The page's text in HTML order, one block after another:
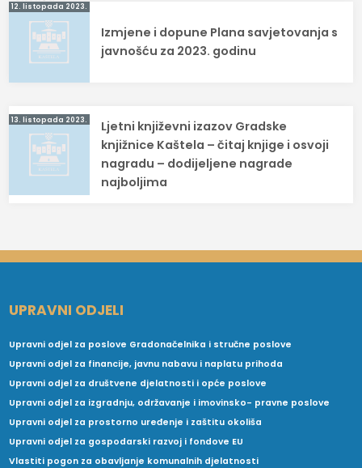
Navigacija
objava
12. listopada 2023.
Izmjene i dopune Plana savjetovanja s
javnošću za 2023. godinu
13. listopada 2023.
Ljetni književni izazov Gradske
knjižnice Kaštela – čitaj knjige i osvoji
nagradu – dodijeljene nagrade
najboljima
UPRAVNI ODJELI
Upravni odjel za poslove Gradonačelnika i stručne poslove
Upravni odjel za financije, javnu nabavu i naplatu prihoda
Upravni odjel za društvene djelatnosti i opće poslove
Upravni odjel za izgradnju, održavanje i imovinsko- pravne poslove
Upravni odjel za prostorno uređenje i zaštitu okoliša
Upravni odjel za gospodarski razvoj i fondove EU
Vlastiti pogon za obavljanje komunalnih djelatnosti